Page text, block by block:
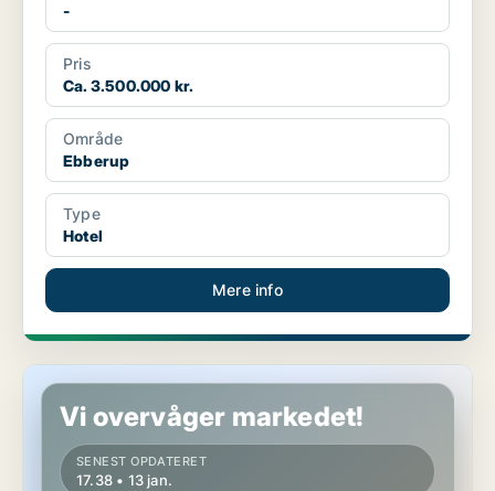
-
Pris
Ca. 3.500.000 kr.
Område
Ebberup
Type
Hotel
Mere info
Hotelejendom i Kerteminde
Vi overvåger markedet!
SENEST OPDATERET
17.38 • 13 jan.